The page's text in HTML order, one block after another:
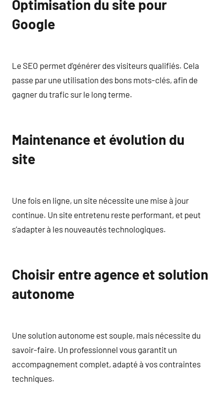
Optimisation du site pour
Google
Le SEO permet d’générer des visiteurs qualifiés. Cela
passe par une utilisation des bons mots-clés, afin de
gagner du trafic sur le long terme.
Maintenance et évolution du
site
Une fois en ligne, un site nécessite une mise à jour
continue. Un site entretenu reste performant, et peut
s’adapter à les nouveautés technologiques.
Choisir entre agence et solution
autonome
Une solution autonome est souple, mais nécessite du
savoir-faire. Un professionnel vous garantit un
accompagnement complet, adapté à vos contraintes
techniques.